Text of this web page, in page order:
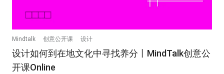
Mindtalk 创意公开课 设计
设计如何到在地文化中寻找养分丨MindTalk创意公
开课Online